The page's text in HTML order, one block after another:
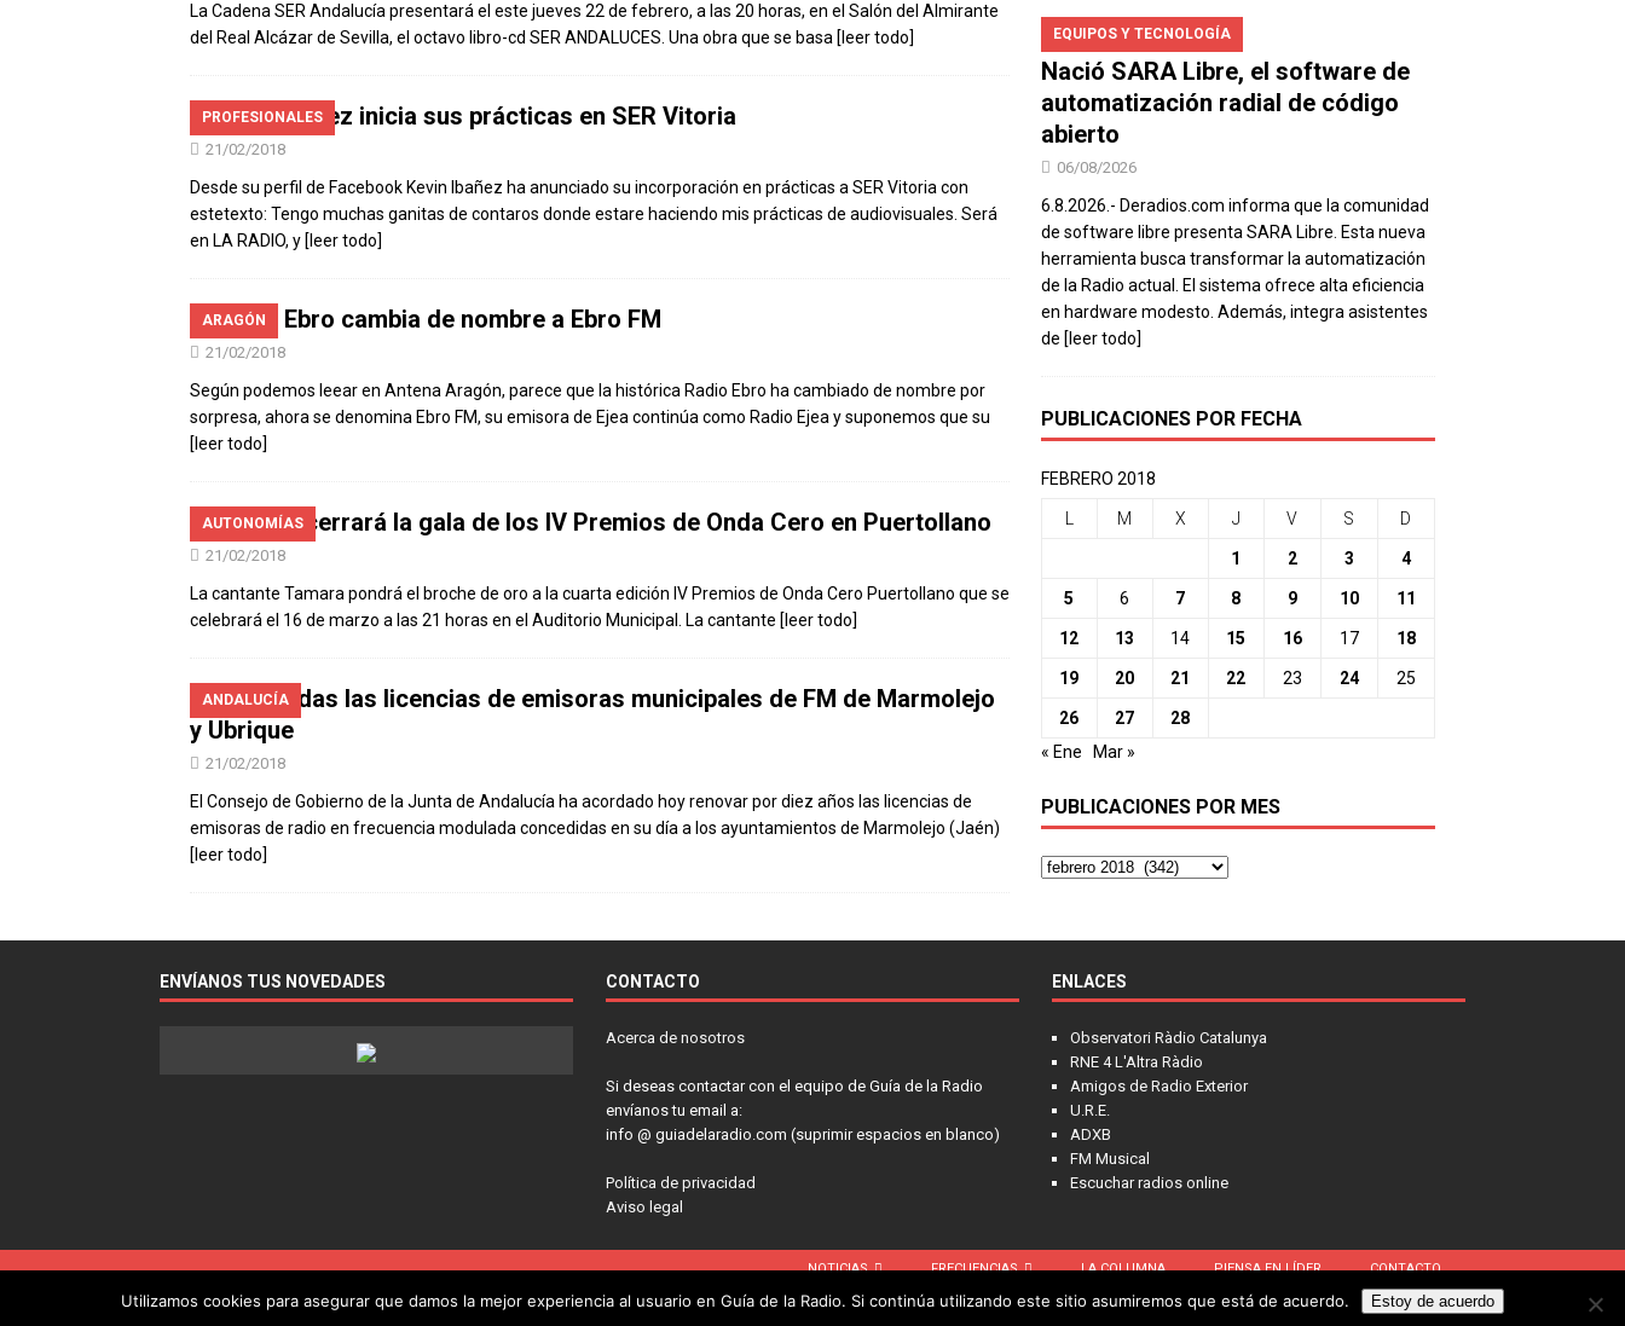
La Cadena SER Andalucía presentará el este jueves 22 de febrero, a las 20 horas, en el Salón del Almirante
del Real Alcázar de Sevilla, el octavo libro-cd SER ANDALUCES. Una obra que se basa [leer todo]
PROFESIONALES
Kevin Ibañez inicia sus prácticas en SER Vitoria
21/02/2018
Desde su perfil de Facebook Kevin Ibañez ha anunciado su incorporación en prácticas a SER Vitoria con
estetexto: Tengo muchas ganitas de contaros donde estare haciendo mis prácticas de audiovisuales. Será
en LA RADIO, y [leer todo]
ARAGÓN
Radio Ebro cambia de nombre a Ebro FM
21/02/2018
Según podemos leear en Antena Aragón, parece que la histórica Radio Ebro ha cambiado de nombre por
sorpresa, ahora se denomina Ebro FM, su emisora de Ejea continúa como Radio Ejea y suponemos que su
[leer todo]
AUTONOMÍAS
Tamara cerrará la gala de los IV Premios de Onda Cero en Puertollano
21/02/2018
La cantante Tamara pondrá el broche de oro a la cuarta edición IV Premios de Onda Cero Puertollano que se
celebrará el 16 de marzo a las 21 horas en el Auditorio Municipal. La cantante [leer todo]
ANDALUCÍA
Renovadas las licencias de emisoras municipales de FM de Marmolejo
y Ubrique
21/02/2018
El Consejo de Gobierno de la Junta de Andalucía ha acordado hoy renovar por diez años las licencias de
emisoras de radio en frecuencia modulada concedidas en su día a los ayuntamientos de Marmolejo (Jaén)
[leer todo]
EQUIPOS Y TECNOLOGÍA
Nació SARA Libre, el software de
automatización radial de código
abierto
06/08/2026
6.8.2026.- Deradios.com informa que la comunidad
de software libre presenta SARA Libre. Esta nueva
herramienta busca transformar la automatización
de la Radio actual. El sistema ofrece alta eficiencia
en hardware modesto. Además, integra asistentes
de [leer todo]
PUBLICACIONES POR FECHA
FEBRERO 2018
M X J V S D
1 2 3 4
5 6 7 8 9 10 11
12 13 14 15 16 17 18
19 20 21 22 23 24 25
26 27
28
« Ene
Mar »
PUBLICACIONES POR MES
ENVÍANOS TUS NOVEDADES CONTACTO
Acerca de nosotros
Si deseas contactar con el equipo de Guía de la Radio
envíanos tu email a:
info @ guiadelaradio.com (suprimir espacios en blanco)
Política de privacidad
Aviso legal
ENLACES
Observatori Ràdio Catalunya
RNE 4 L'Altra Ràdio
Amigos de Radio Exterior
U.R.E.
ADXB
FM Musical
Escuchar radios online
NOTICIAS FRECUENCIAS LA COLUMNA PIENSA EN LÍDER CONTACTO
Copyright © 2022 - Guía de la Radio
Utilizamos cookies para asegurar que damos la mejor experiencia al usuario en Guía de la Radio. Si continúa utilizando este sitio asumiremos que está de acuerdo. Estoy de acuerdo